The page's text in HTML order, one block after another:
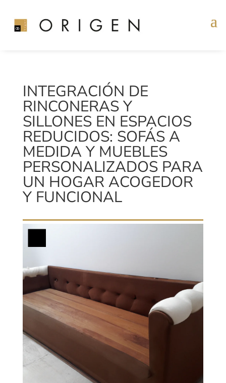
INTEGRACIÓN DE
RINCONERAS Y
SILLONES EN ESPACIOS
REDUCIDOS: SOFÁS A
MEDIDA Y MUEBLES
PERSONALIZADOS PARA
UN HOGAR ACOGEDOR
Y FUNCIONAL